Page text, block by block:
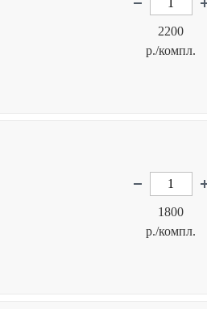
2200
р./компл.
1800
р./компл.